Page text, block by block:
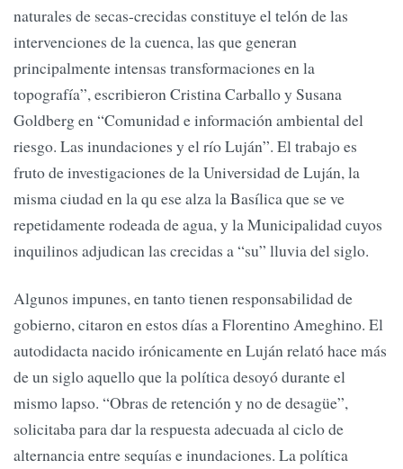
naturales de secas-crecidas constituye el telón de las
intervenciones de la cuenca, las que generan
principalmente intensas transformaciones en la
topografía”, escribieron Cristina Carballo y Susana
Goldberg en “Comunidad e información ambiental del
riesgo. Las inundaciones y el río Luján”. El trabajo es
fruto de investigaciones de la Universidad de Luján, la
misma ciudad en la qu ese alza la Basílica que se ve
repetidamente rodeada de agua, y la Municipalidad cuyos
inquilinos adjudican las crecidas a “su” lluvia del siglo.
Algunos impunes, en tanto tienen responsabilidad de
gobierno, citaron en estos días a Florentino Ameghino. El
autodidacta nacido irónicamente en Luján relató hace más
de un siglo aquello que la política desoyó durante el
mismo lapso. “Obras de retención y no de desagüe”,
solicitaba para dar la respuesta adecuada al ciclo de
alternancia entre sequías e inundaciones. La política